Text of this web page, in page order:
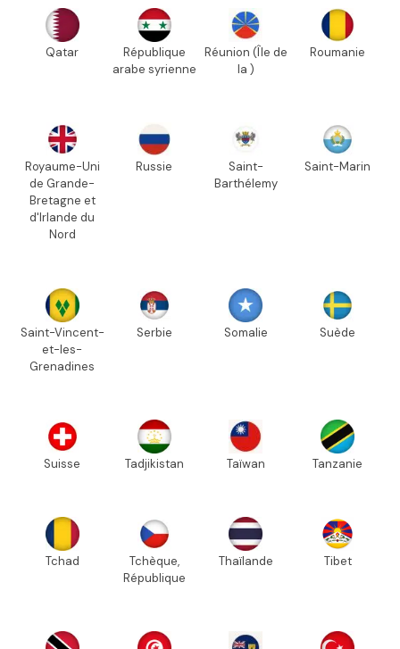
Qatar
République
arabe syrienne
Réunion (Île de
la )
Roumanie
Royaume-Uni
de Grande-
Bretagne et
d'Irlande du
Nord
Russie
Saint-
Barthélemy
Saint-Marin
Saint-Vincent-
et-les-
Grenadines
Serbie Somalie Suède
Suisse Tadjikistan Taïwan Tanzanie
Tchad
Tchèque,
République
Thaïlande Tibet